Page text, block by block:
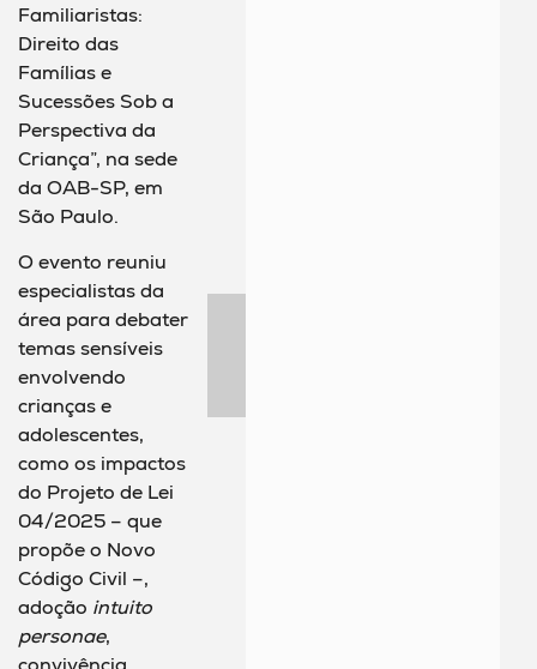
Familiaristas:
Direito das
Famílias e
Sucessões Sob a
Perspectiva da
Criança”, na sede
da OAB-SP, em
São Paulo.
O evento reuniu
especialistas da
área para debater
temas sensíveis
envolvendo
crianças e
adolescentes,
como os impactos
do Projeto de Lei
04/2025 – que
propõe o Novo
Código Civil –,
adoção intuito
personae,